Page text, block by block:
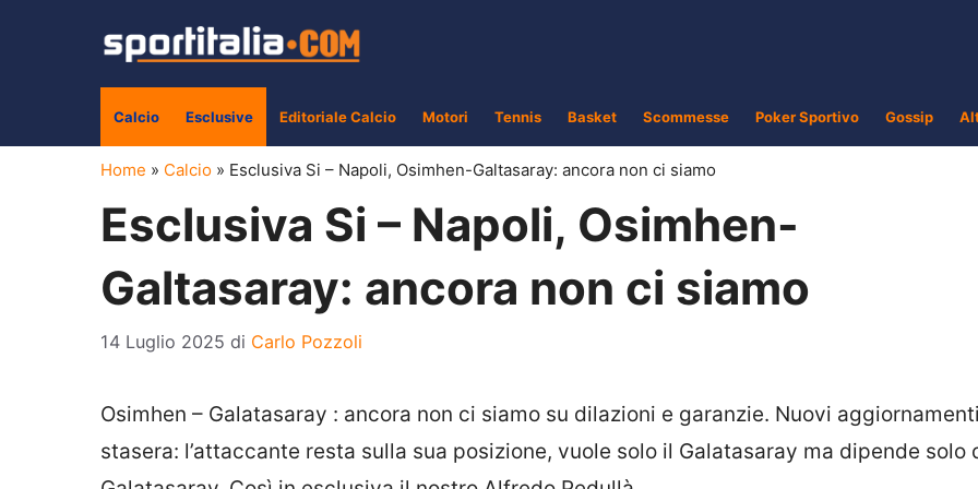
Calcio Esclusive Editoriale Calcio Motori Tennis Basket Scommesse Poker Sportivo Gossip
Home » Calcio » Esclusiva Si – Napoli, Osimhen-Galtasaray: ancora non ci siamo
Esclusiva Si – Napoli, Osimhen-
Galtasaray: ancora non ci siamo
14 Luglio 2025 di Carlo Pozzoli
Osimhen – Galatasaray : ancora non ci siamo su dilazioni e garanzie. Nuovi
stasera: l’attaccante resta sulla sua posizione, vuole solo il Galatasaray ma dipende solo